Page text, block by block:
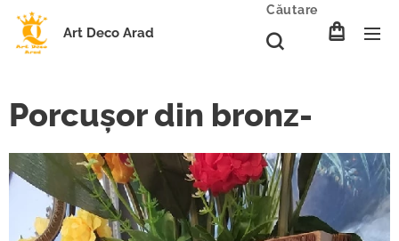
Art Deco Arad
Căutare
Porcușor din bronz-